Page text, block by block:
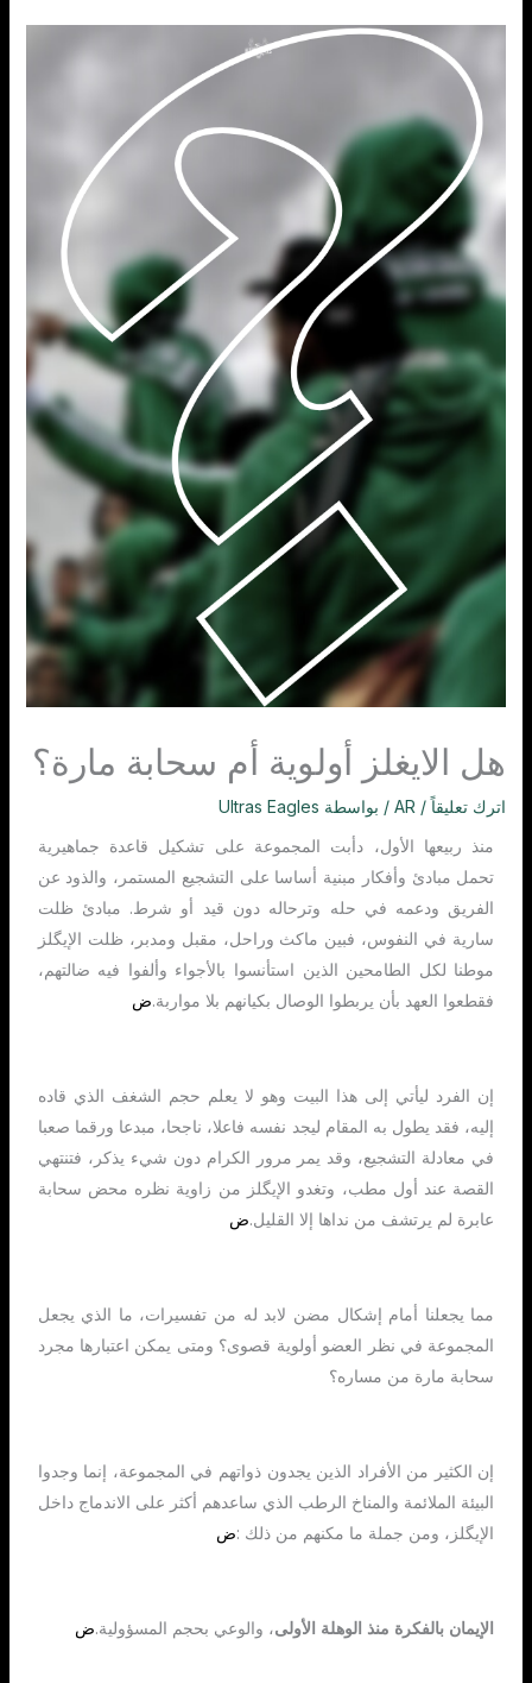
هل الايغلز أولوية أم سحابة مارة؟
اترك تعليقاً /
AR/ بواسطة Ultras Eagles
منذ ربيعها الأول، دأبت المجموعة على تشكيل قاعدة جماهيرية
تحمل مبادئ وأفكار مبنية أساسا على التشجيع المستمر، والذود عن
الفريق ودعمه في حله وترحاله دون قيد أو شرط. مبادئ ظلت
سارية في النفوس، فبين ماكث وراحل، مقبل ومدبر، ظلت الإيگلز
موطنا لكل الطامحين الذين استأنسوا بالأجواء وألفوا فيه ضالتهم،
فقطعوا العهد بأن يربطوا الوصال بكيانهم بلا مواربة.ض
إن الفرد ليأتي إلى هذا البيت وهو لا يعلم حجم الشغف الذي قاده
إليه، فقد يطول به المقام ليجد نفسه فاعلا، ناجحا، مبدعا ورقما صعبا
في معادلة التشجيع، وقد يمر مرور الكرام دون شيء يذكر، فتنتهي
القصة عند أول مطب، وتغدو الإيگلز من زاوية نظره محض سحابة
عابرة لم يرتشف من نداها إلا القليل.ض
مما يجعلنا أمام إشكال مضن لابد له من تفسيرات، ما الذي يجعل
المجموعة في نظر العضو أولوية قصوى؟ ومتى يمكن اعتبارها مجرد
سحابة مارة من مساره؟
إن الكثير من الأفراد الذين يجدون ذواتهم في المجموعة، إنما وجدوا
البيئة الملائمة والمناخ الرطب الذي ساعدهم أكثر على الاندماج داخل
الإيگلز، ومن جملة ما مكنهم من ذلك :ض
الإيمان بالفكرة منذ الوهلة الأولى، والوعي بحجم المسؤولية.ض